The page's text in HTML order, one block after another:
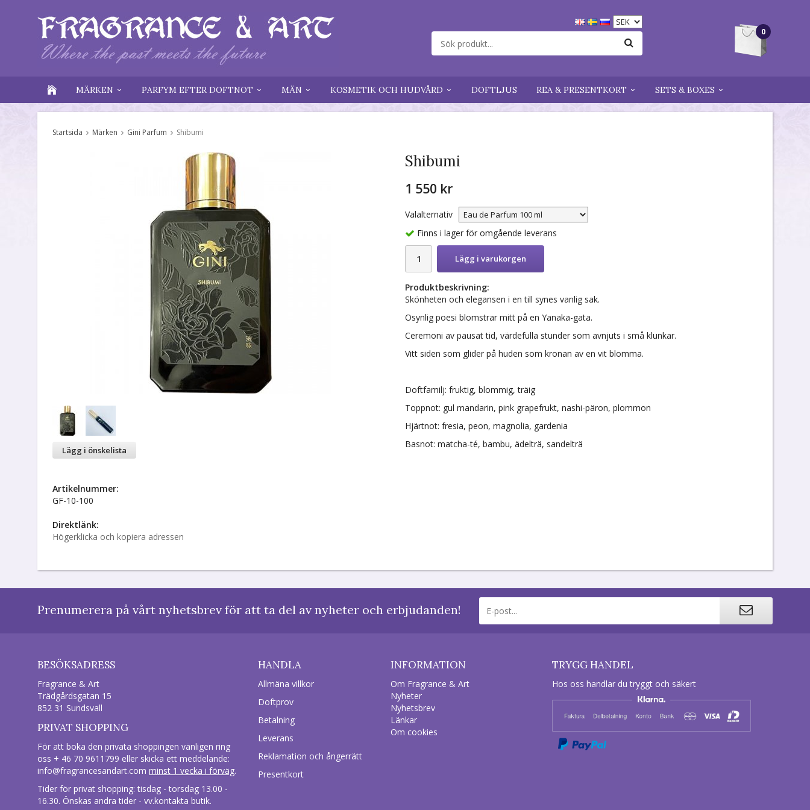
0
MÄRKEN PARFYM EFTER DOFTNOT MÄN KOSMETIK OCH HUDVÅRD DOFTLJUS REA & PRESENTKORT SETS & BOXES
Startsida Märken Gini Parfum Shibumi
Shibumi
1 550 kr
Valalternativ
Finns i lager för omgående leverans
Lägg i varukorgen
Produktbeskrivning:
Skönheten och elegansen i en till synes vanlig sak.
Osynlig poesi blomstrar mitt på en Yanaka-gata.
Ceremoni av pausat tid, värdefulla stunder som avnjuts i små klunkar.
Vitt siden som glider på huden som kronan av en vit blomma.
Doftfamilj: fruktig, blommig, träig
Toppnot: gul mandarin, pink grapefrukt, nashi-päron, plommon
Hjärtnot: fresia, peon, magnolia, gardenia
Basnot: matcha-té, bambu, ädelträ, sandelträ
Lägg i önskelista
Artikelnummer:
GF-10-100
Direktlänk:
Högerklicka och kopiera adressen
Prenumerera på vårt nyhetsbrev för att ta del av nyheter och erbjudanden!
BESÖKSADRESS
Fragrance & Art
Trädgårdsgatan 15
852 31 Sundsvall
PRIVAT SHOPPING
För att boka den privata shoppingen vänligen ring
oss + 46 70 9611799 eller skicka ett meddelande:
info@fragrancesandart.com minst 1 vecka i förväg.
Tider för privat shopping: tisdag - torsdag 13.00 -
16.30. Önskas andra tider - vv.kontakta butik.
HANDLA
Allmäna villkor
Doftprov
Betalning
Leverans
Reklamation och ångerrätt
Presentkort
INFORMATION
Om Fragrance & Art
Nyheter
Nyhetsbrev
Länkar
Om cookies
TRYGG HANDEL
Hos oss handlar du tryggt och säkert